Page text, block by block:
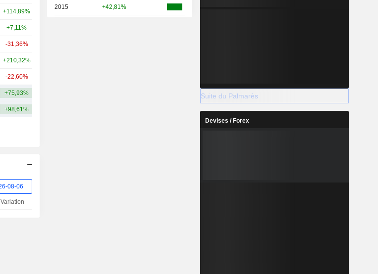
+114,89%
+7,11%
-31,36%
+210,32%
-22,60%
+75,93%
+98,61%
Variation
2015 +42,81%
Suite du Palmarès
Devises / Forex